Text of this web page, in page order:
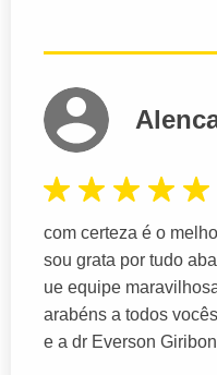
com certeza é o
sou grata por tudo
ue equipe
arabéns a todos
e a dr Everson